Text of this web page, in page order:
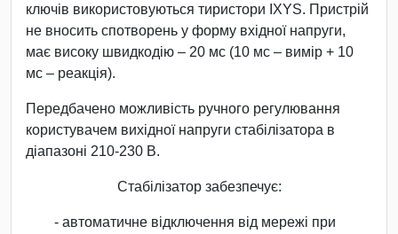
ключів використовуються тиристори IXYS. Пристрій
не вносить спотворень у форму вхідної напруги,
має високу швидкодію – 20 мс (10 мс – вимір + 10
мс – реакція).
Передбачено можливість ручного регулювання
користувачем вихідної напруги стабілізатора в
діапазоні 210-230 В.
Стабілізатор забезпечує:
- автоматичне відключення від мережі при